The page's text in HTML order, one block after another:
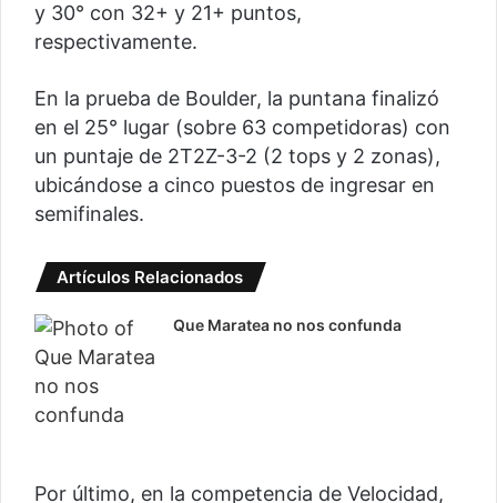
y 30° con 32+ y 21+ puntos,
respectivamente.
En la prueba de Boulder, la puntana finalizó
en el 25° lugar (sobre 63 competidoras) con
un puntaje de 2T2Z-3-2 (2 tops y 2 zonas),
ubicándose a cinco puestos de ingresar en
semifinales.
Artículos Relacionados
Que Maratea no nos confunda
Por último, en la competencia de Velocidad,